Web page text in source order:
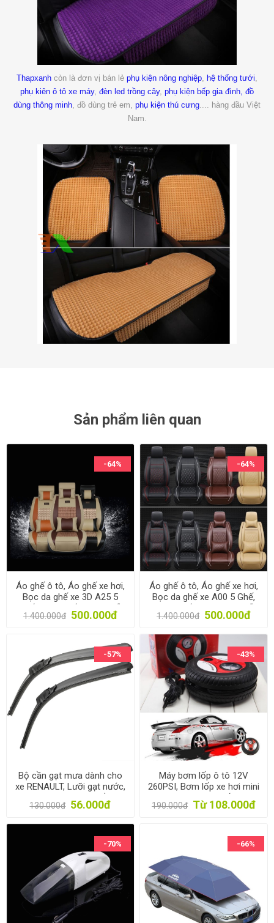
Thapxanh còn là đơn vị bán lẻ phụ kiện nông nghiệp, hệ thống tưới,
phụ kiên ô tô xe máy, đèn led trồng cây, phụ kiện bếp gia đình, đồ
dùng thông minh, đồ dùng trẻ em, phụ kiện thú cưng.... hàng đầu Việt
Nam.
Sản phẩm liên quan
-64%
Áo ghế ô tô, Áo ghế xe hơi,
Bọc da ghế xe 3D A25 5
Ghế, Trùm ghế xe 4-5 chỗ
1.400.000đ 500.000đ
-64%
Áo ghế ô tô, Áo ghế xe hơi,
Bọc da ghế xe A00 5 Ghế,
Trùm ghế cho xe 4-5 chỗ
1.400.000đ 500.000đ
-57%
Bộ cần gạt mưa dành cho
xe RENAULT, Lưỡi gạt nước,
Gạt kính cho ô tô, chổi gạt
nước xe hơi
130.000đ 56.000đ
-43%
Máy bơm lốp ô tô 12V
260PSI, Bơm lốp xe hơi mini
TBO-60W, Bơm lốp dự
phòng, Air Compressor
190.000đ Từ 108.000đ
-70% -66%